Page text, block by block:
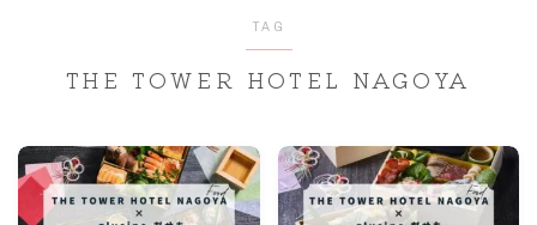
謎解き
ホテル滞在記
舞台・ライブ
TAG
THE TOWER HOTEL NAGOYA